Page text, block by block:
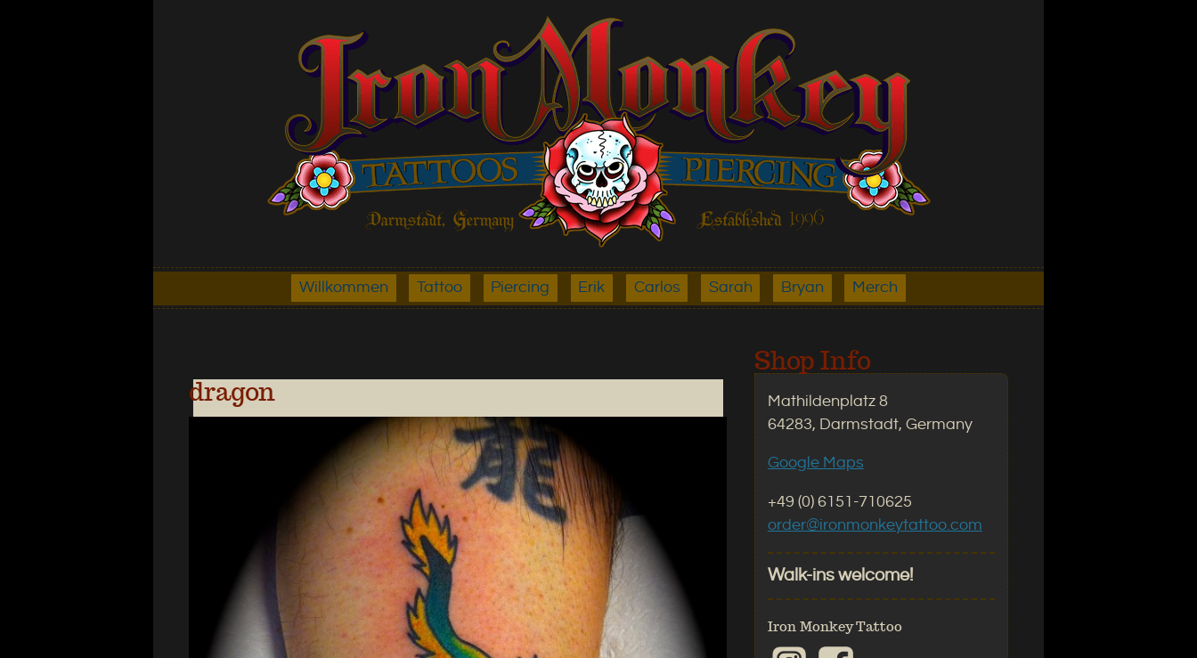
Willkommen Tattoo Piercing Erik Carlos Sarah Bryan Merch
dragon
Shop Info
Mathildenplatz 8
64283, Darmstadt, Germany
Google Maps
+49 (0) 6151-710625
order@ironmonkeytattoo.com
Walk-ins welcome!
Iron Monkey Tattoo